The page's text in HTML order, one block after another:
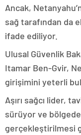
Ancak,
sağ tarafından da
ifade ediliyor.
Ulusal Güvenlik
Itamar Ben-Gvir,
girişimini yeterli
Aşırı sağcı lider,
sürüyor ve
gerçekleştirilmesi